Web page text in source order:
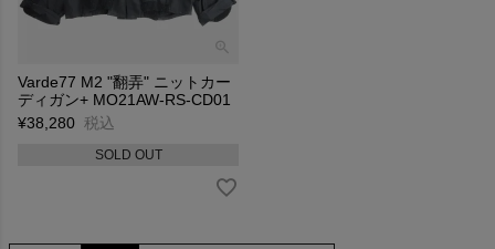
Varde77 M2 "翻弄" ニットカー
ディガン+ MO21AW-RS-CD01
¥38,280 税込
SOLD OUT